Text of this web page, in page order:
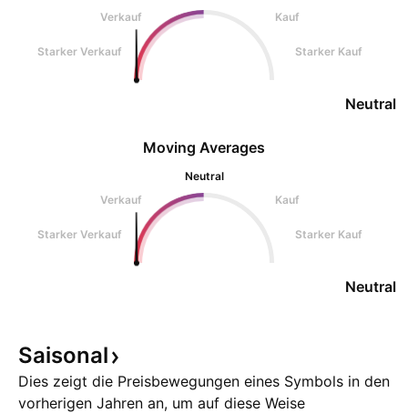
Verkauf
Kauf
Starker Verkauf Starker Kauf
Neutral
Moving Averages
Neutral
Verkauf
Kauf
Starker Verkauf Starker Kauf
Neutral
Saisonal
Dies zeigt die Preisbewegungen eines Symbols in den
vorherigen Jahren an, um auf diese Weise